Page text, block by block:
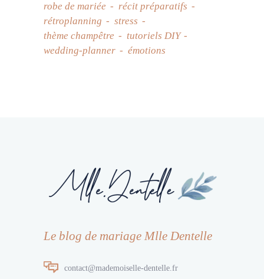
robe de mariée
récit préparatifs
rétroplanning
stress
thème champêtre
tutoriels DIY
wedding-planner
émotions
Le blog de mariage Mlle Dentelle
contact@mademoiselle-dentelle.fr